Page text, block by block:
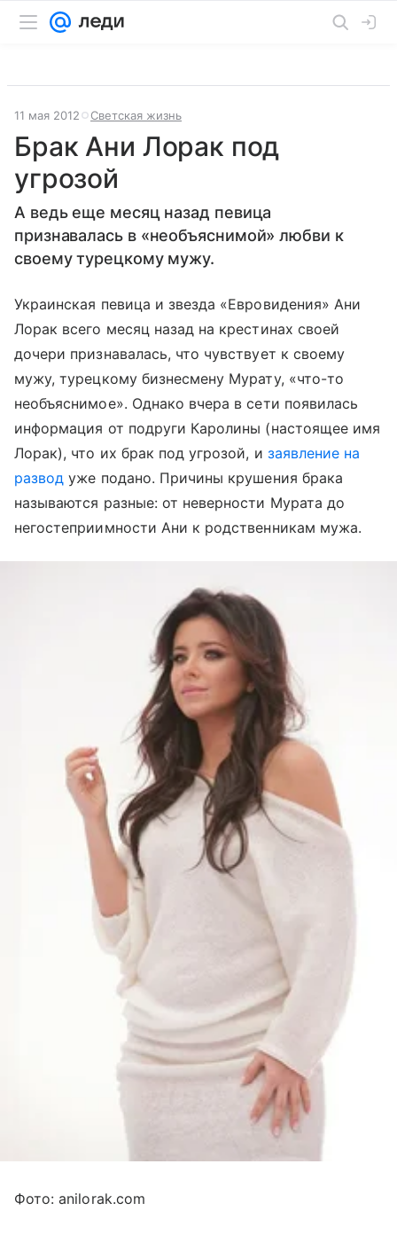
11 мая 2012 Светская жизнь
Брак Ани Лорак под
угрозой
А ведь еще месяц назад певица
признавалась в «необъяснимой» любви к
своему турецкому мужу.
Украинская певица и звезда «Евровидения» Ани
Лорак всего месяц назад на крестинах своей
дочери признавалась, что чувствует к своему
мужу, турецкому бизнесмену Мурату, «что-то
необъяснимое». Однако вчера в сети появилась
информация от подруги Каролины (настоящее имя
Лорак), что их брак под угрозой, и заявление на
развод уже подано. Причины крушения брака
называются разные: от неверности Мурата до
негостеприимности Ани к родственникам мужа.
Фото: anilorak.com